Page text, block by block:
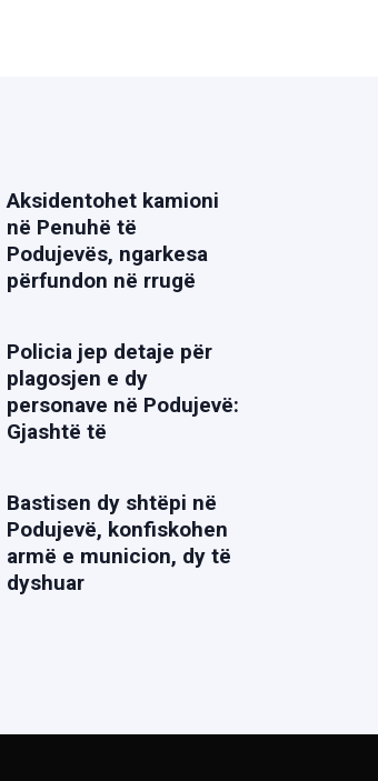
Aksidentohet kamioni
në Penuhë të
Podujevës, ngarkesa
përfundon në rrugë
Policia jep detaje për
plagosjen e dy
personave në Podujevë:
Gjashtë të
Bastisen dy shtëpi në
Podujevë, konfiskohen
armë e municion, dy të
dyshuar